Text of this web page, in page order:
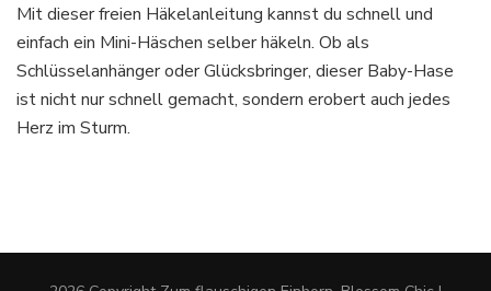
Schlüsselanhänger
häkeln
Mit dieser freien Häkelanleitung kannst du schnell und
einfach ein Mini-Häschen selber häkeln. Ob als
Schlüsselanhänger oder Glücksbringer, dieser Baby-Hase
ist nicht nur schnell gemacht, sondern erobert auch jedes
Herz im Sturm.